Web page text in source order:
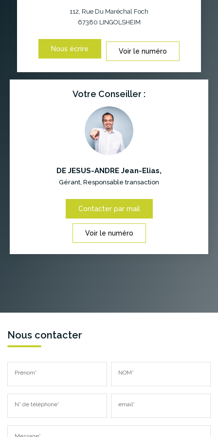
112, Rue Du Maréchal Foch
67380 LINGOLSHEIM
Nous écrire Voir le numéro
Votre Conseiller :
DE JESUS-ANDRE Jean-Elias,
Gérant, Responsable transaction
Contacter par mail
Voir le numéro
Nous contacter
Prénom* NOM*
N° de téléphone* email*